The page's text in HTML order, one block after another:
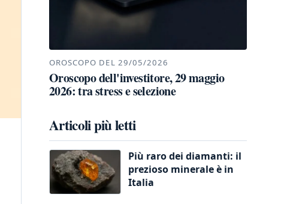
OROSCOPO DEL 29/05/2026
Oroscopo dell'investitore, 29 maggio
2026: tra stress e selezione
Articoli più letti
Più raro dei diamanti: il
prezioso minerale è in
Italia